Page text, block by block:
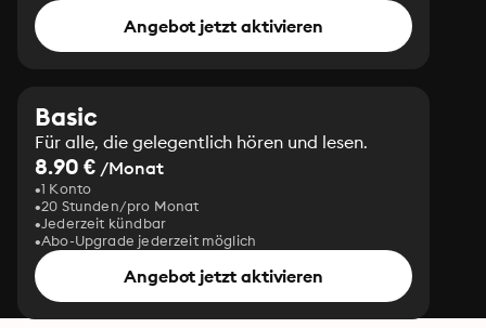
Angebot jetzt aktivieren
Basic
Für alle, die gelegentlich hören und lesen.
8.90 € /Monat
1 Konto
20 Stunden/pro Monat
Jederzeit kündbar
Abo-Upgrade jederzeit möglich
Angebot jetzt aktivieren